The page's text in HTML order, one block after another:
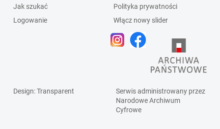
Jak szukać
Logowanie
Polityka prywatności
Włącz nowy slider
Design: Transparent
Serwis administrowany przez
Narodowe Archiwum
Cyfrowe